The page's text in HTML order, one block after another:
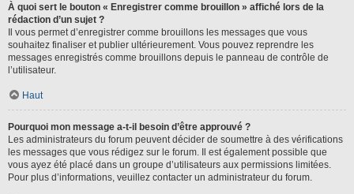
À quoi sert le bouton « Enregistrer comme brouillon » affiché lors de la
rédaction d’un sujet ?
Il vous permet d’enregistrer comme brouillons les messages que vous
souhaitez finaliser et publier ultérieurement. Vous pouvez reprendre les
messages enregistrés comme brouillons depuis le panneau de contrôle de
l’utilisateur.
Haut
Pourquoi mon message a-t-il besoin d’être approuvé ?
Les administrateurs du forum peuvent décider de soumettre à des vérifications
les messages que vous rédigez sur le forum. Il est également possible que
vous ayez été placé dans un groupe d’utilisateurs aux permissions limitées.
Pour plus d’informations, veuillez contacter un administrateur du forum.